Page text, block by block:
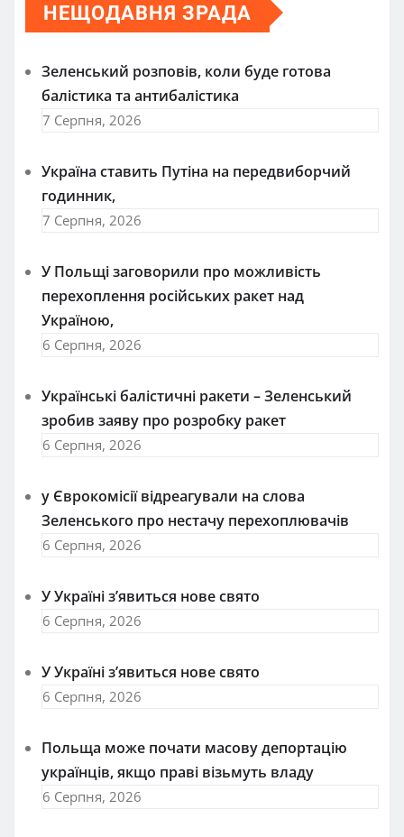
НЕЩОДАВНЯ ЗРАДА
Зеленський розповів, коли буде готова
балістика та антибалістика
7 Серпня, 2026
Україна ставить Путіна на передвиборчий
годинник,
7 Серпня, 2026
У Польщі заговорили про можливість
перехоплення російських ракет над
Україною,
6 Серпня, 2026
Українські балістичні ракети – Зеленський
зробив заяву про розробку ракет
6 Серпня, 2026
у Єврокомісії відреагували на слова
Зеленського про нестачу перехоплювачів
6 Серпня, 2026
У Україні з’явиться нове свято
6 Серпня, 2026
У Україні з’явиться нове свято
6 Серпня, 2026
Польща може почати масову депортацію
українців, якщо праві візьмуть владу
6 Серпня, 2026